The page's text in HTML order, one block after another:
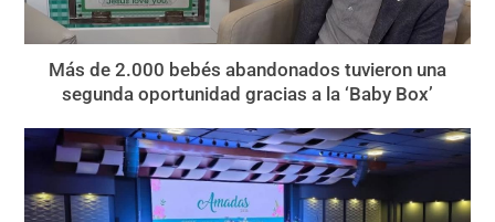
Más de 2.000 bebés abandonados tuvieron una
segunda oportunidad gracias a la ‘Baby Box’